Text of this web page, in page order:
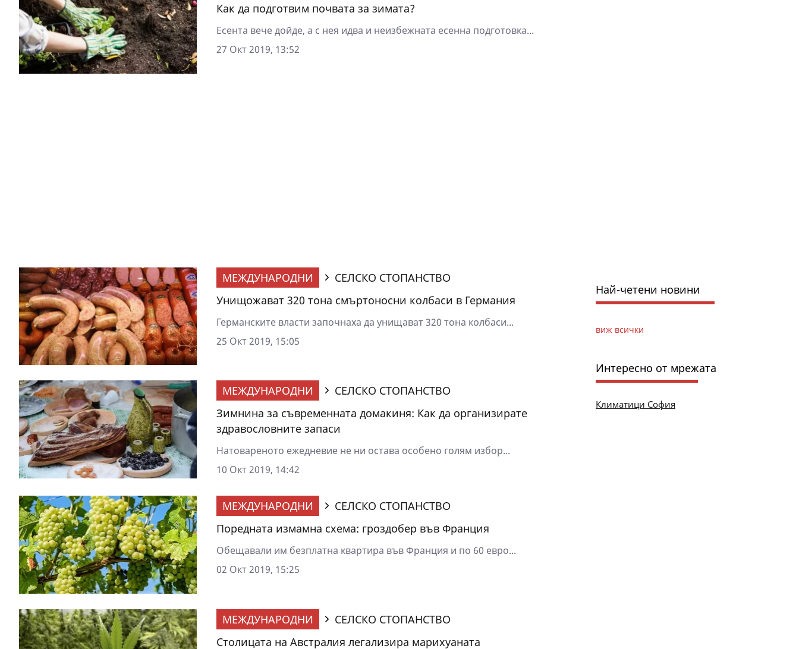
Как да подготвим почвата за зимата?
Есента вече дойде, а с нея идва и неизбежната есенна подготовка...
27 Окт 2019, 13:52
МЕЖДУНАРОДНИ
СЕЛСКО СТОПАНСТВО
Унищожават 320 тона смъртоносни колбаси в Германия
Германските власти започнаха да унищават 320 тона колбаси...
25 Окт 2019, 15:05
МЕЖДУНАРОДНИ
СЕЛСКО СТОПАНСТВО
Зимнина за съвременната домакиня: Как да организирате
здравословните запаси
Натовареното ежедневие не ни остава особено голям избор...
10 Окт 2019, 14:42
МЕЖДУНАРОДНИ
СЕЛСКО СТОПАНСТВО
Поредната измамна схема: гроздобер във Франция
Обещавали им безплатна квартира във Франция и по 60 евро...
02 Окт 2019, 15:25
МЕЖДУНАРОДНИ
СЕЛСКО СТОПАНСТВО
Столицата на Австралия легализира марихуаната
Най-четени новини
виж всички
Интересно от мрежата
Климатици София